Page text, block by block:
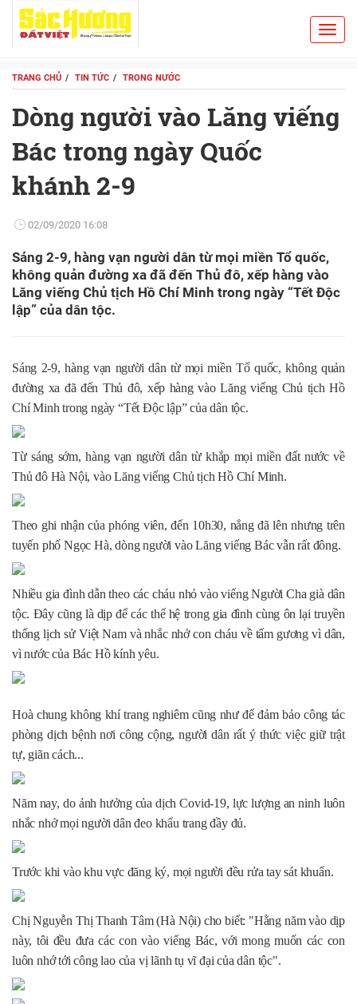
TRANG CHỦ TIN TỨC TRONG NƯỚC
Dòng người vào Lăng viếng
Bác trong ngày Quốc
khánh 2-9
02/09/2020 16:08
Sáng 2-9, hàng vạn người dân từ mọi miền Tổ quốc,
không quản đường xa đã đến Thủ đô, xếp hàng vào
Lăng viếng Chủ tịch Hồ Chí Minh trong ngày “Tết Độc
lập” của dân tộc.
Sáng 2-9, hàng vạn người dân từ mọi miền Tổ quốc, không quản
đường xa đã đến Thủ đô, xếp hàng vào Lăng viếng Chủ tịch Hồ
Chí Minh trong ngày “Tết Độc lập” của dân tộc.
Từ sáng sớm, hàng vạn người dân từ khắp mọi miền đất nước về
Thủ đô Hà Nội, vào Lăng viếng Chủ tịch Hồ Chí Minh.
Theo ghi nhận của phóng viên, đến 10h30, nắng đã lên nhưng trên
tuyến phố Ngọc Hà, dòng người vào Lăng viếng Bác vẫn rất đông.
Nhiều gia đình dẫn theo các cháu nhỏ vào viếng Người Cha già dân
tộc. Đây cũng là dịp để các thế hệ trong gia đình cùng ôn lại truyền
thống lịch sử Việt Nam và nhắc nhở con cháu về tấm gương vì dân,
vì nước của Bác Hồ kính yêu.
Hoà chung không khí trang nghiêm cũng như để đảm bảo công tác
phòng dịch bệnh nơi công cộng, người dân rất ý thức việc giữ trật
tự, giãn cách...
Năm nay, do ảnh hưởng của dịch Covid-19, lực lượng an ninh luôn
nhắc nhở mọi người dân đeo khẩu trang đầy đủ.
Trước khi vào khu vực đăng ký, mọi người đều rửa tay sát khuẩn.
Chị Nguyễn Thị Thanh Tâm (Hà Nội) cho biết: "Hằng năm vào dịp
này, tôi đều đưa các con vào viếng Bác, với mong muốn các con
luôn nhớ tới công lao của vị lãnh tụ vĩ đại của dân tộc".